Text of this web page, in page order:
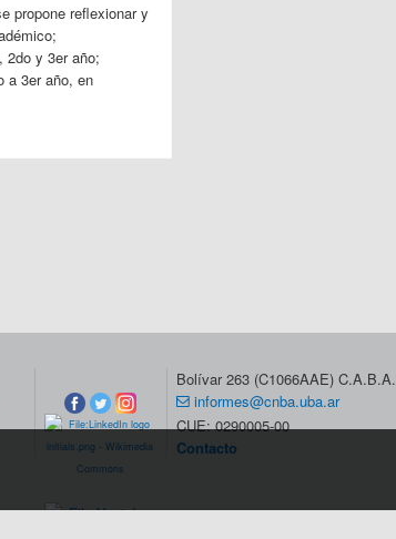
propone reflexionar y
2do y 3er año;
a 3er año, en
Bolívar 263 (C1066AAE) C.A.B.A.
informes@cnba.uba.ar
CUE: 0290005-00
Contacto